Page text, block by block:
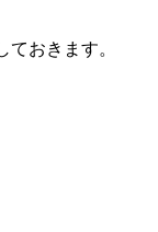
おきます。